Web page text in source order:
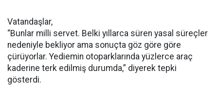
Vatandaşlar,
“Bunlar milli servet. Belki yıllarca süren yasal süreçler
nedeniyle bekliyor ama sonuçta göz göre göre
çürüyorlar. Yediemin otoparklarında yüzlerce araç
kaderine terk edilmiş durumda,” diyerek tepki
gösterdi.